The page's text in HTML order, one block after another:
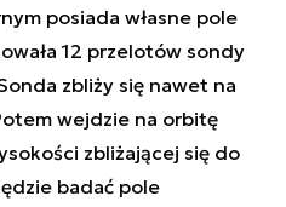
posiada własne pole
12 przelotów sondy
zbliży się nawet na
wejdzie na orbitę
zbliżającej się do
badać pole